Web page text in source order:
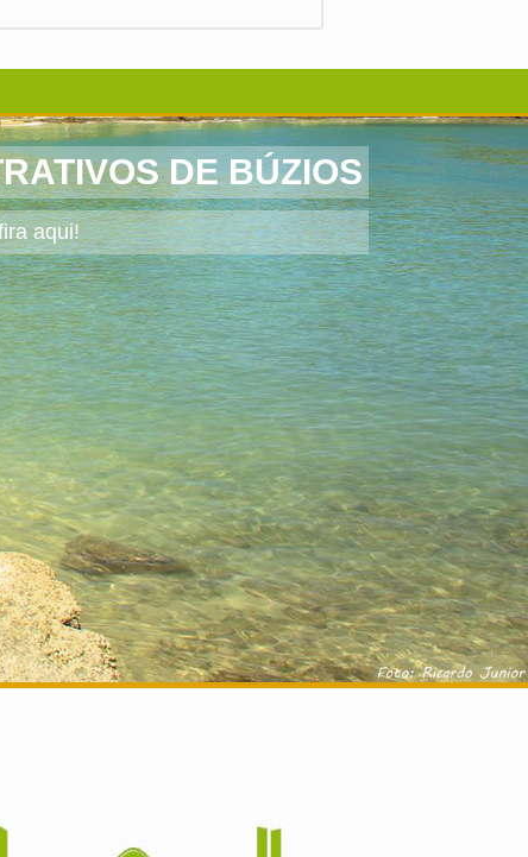
DE BÚZIOS
aqui!